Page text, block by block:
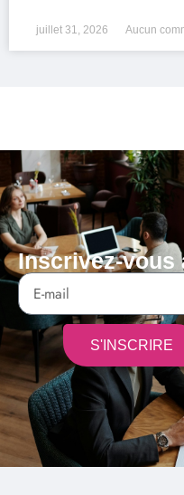
juillet 31, 2026 Aucun
Inscrivez-vous
S'INSCRIRE
Alternative: